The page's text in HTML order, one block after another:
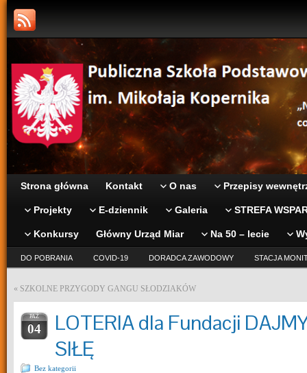
Strona główna Kontakt O nas Przepisy
Projekty E-dziennik Galeria STREFA
Konkursy Główny Urząd Miar Na 50 – lecie
DO POBRANIA COVID-19 DORADCA ZAWODOWY STACJA
« SZKOLNE PRZYGODY GANGU SŁODZIAKÓW
PAŹ
04
LOTERIA dla Fundacji
SIŁĘ
Bez kategorii